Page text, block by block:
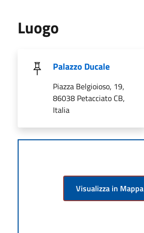
Luogo
Palazzo Ducale
Piazza Belgioioso, 19,
86038 Petacciato CB,
Italia
Visualizza in Mappa